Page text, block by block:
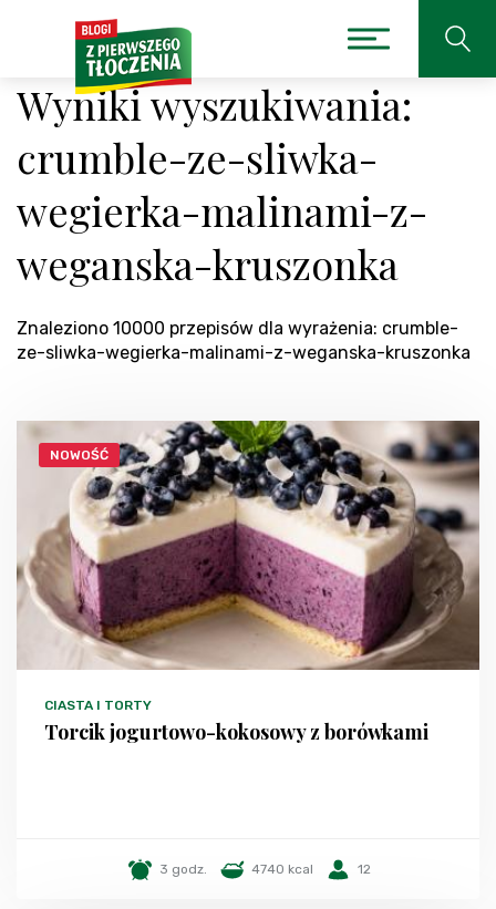
Wyniki wyszukiwania:
crumble-ze-sliwka-
wegierka-malinami-z-
weganska-kruszonka
Znaleziono 10000 przepisów dla wyrażenia: crumble-
ze-sliwka-wegierka-malinami-z-weganska-kruszonka
NOWOŚĆ
CIASTA I TORTY
Torcik jogurtowo-kokosowy z borówkami
3 godz. 4740 kcal 12